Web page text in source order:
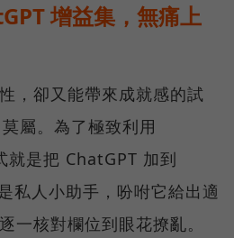
增益集，無痛上
，卻又能帶來成就感的試
屬。為了極致利用
就是把 ChatGPT 加到
私人小助手，吩咐它給出適
一核對欄位到眼花撩亂。